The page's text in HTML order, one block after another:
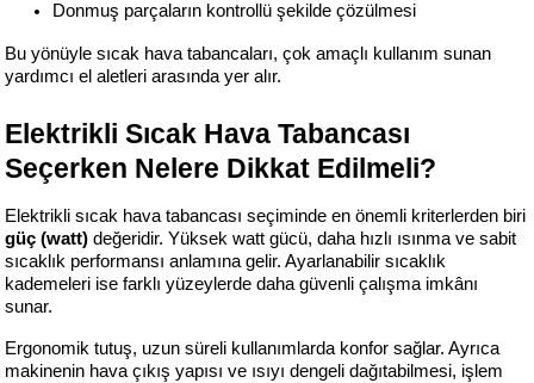
Donmuş parçaların kontrollü şekilde çözülmesi
Bu yönüyle sıcak hava tabancaları, çok amaçlı kullanım sunan
yardımcı el aletleri arasında yer alır.
Elektrikli Sıcak Hava Tabancası
Seçerken Nelere Dikkat Edilmeli?
güç (watt) değeridir. Yüksek watt gücü, daha hızlı ısınma ve sabit
sıcaklık performansı anlamına gelir. Ayarlanabilir sıcaklık
kademeleri ise farklı yüzeylerde daha güvenli çalışma imkânı
sunar.
Ergonomik tutuş, uzun süreli kullanımlarda konfor sağlar. Ayrıca
makinenin hava çıkış yapısı ve ısıyı dengeli dağıtabilmesi, işlem